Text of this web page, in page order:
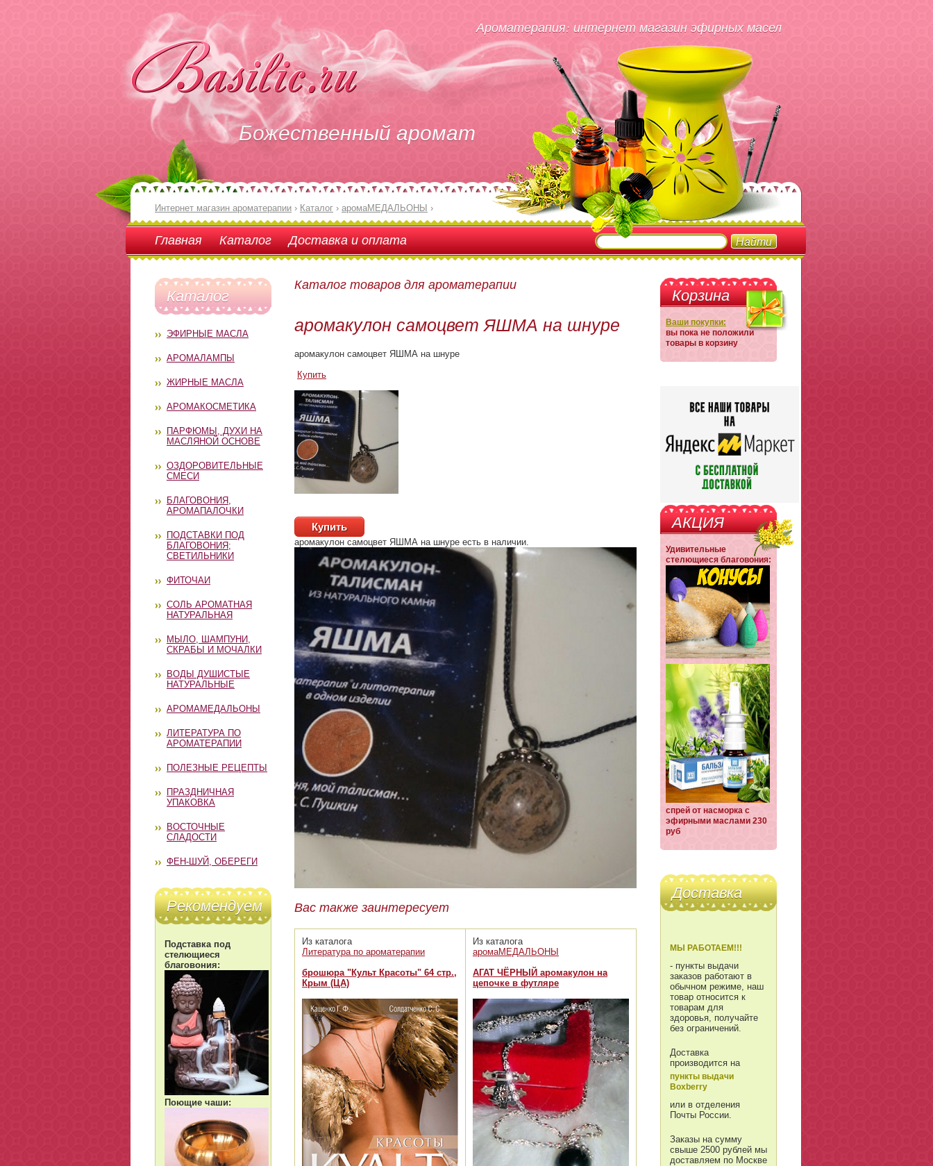
Божественный аромат
Ароматерапия: интернет магазин эфирных масел
Интернет магазин ароматерапии › Каталог › аромаМЕДАЛЬОНЫ ›
Главная Каталог Доставка и оплата
Каталог
ЭФИРНЫЕ МАСЛА
АРОМАЛАМПЫ
ЖИРНЫЕ МАСЛА
АРОМАКОСМЕТИКА
ПАРФЮМЫ, ДУХИ НА
МАСЛЯНОЙ ОСНОВЕ
ОЗДОРОВИТЕЛЬНЫЕ
СМЕСИ
БЛАГОВОНИЯ,
АРОМАПАЛОЧКИ
ПОДСТАВКИ ПОД
БЛАГОВОНИЯ;
СВЕТИЛЬНИКИ
ФИТОЧАИ
СОЛЬ АРОМАТНАЯ
НАТУРАЛЬНАЯ
МЫЛО, ШАМПУНИ,
СКРАБЫ И МОЧАЛКИ
ВОДЫ ДУШИСТЫЕ
НАТУРАЛЬНЫЕ
АРОМАМЕДАЛЬОНЫ
ЛИТЕРАТУРА ПО
АРОМАТЕРАПИИ
ПОЛЕЗНЫЕ РЕЦЕПТЫ
ПРАЗДНИЧНАЯ
УПАКОВКА
ВОСТОЧНЫЕ
СЛАДОСТИ
ФЕН-ШУЙ, ОБЕРЕГИ
Рекомендуем
Подставка под
стелющиеся
благовония:
Поющие чаши:
Каталог товаров для ароматерапии
аромакулон самоцвет ЯШМА на шнуре
аромакулон самоцвет ЯШМА на шнуре
Купить
Купить
аромакулон самоцвет ЯШМА на шнуре есть в наличии.
Вас также заинтересует
Из каталога
Литература по ароматерапии
брошюра "Культ Красоты" 64 стр.,
Крым (ЦА)
Из каталога
аромаМЕДАЛЬОНЫ
АГАТ ЧЁРНЫЙ аромакулон на
цепочке в футляре
Корзина
Ваши покупки:
вы пока не положили
товары в корзину
АКЦИЯ
Удивительные
стелющиеся благовония:
спрей от насморка с
эфирными маслами 230
руб
Доставка
МЫ РАБОТАЕМ!!!
- пункты выдачи
заказов работают в
обычном режиме, наш
товар относится к
товарам для
здоровья, получайте
без ограничений.
Доставка
производится на
пункты выдачи
Boxberry
или в отделения
Почты России.
Заказы на сумму
свыше 2500 рублей мы
доставляем по Москве